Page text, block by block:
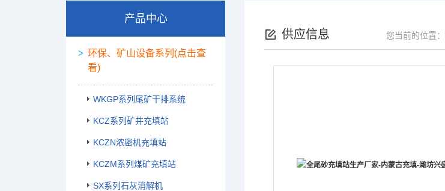
产品中心
环保、矿山设备系列(点击查
看)
WKGP系列尾矿干排系统
KCZ系列矿井充填站
KCZN浓密机充填站
KCZM系列煤矿充填站
SX系列石灰消解机
供应信息 您当前的位置：